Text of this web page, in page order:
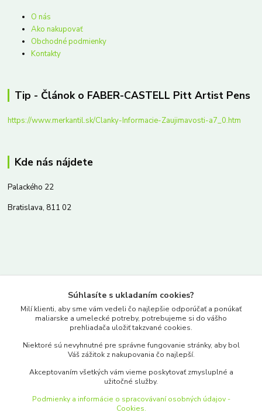
O nás
Ako nakupovať
Obchodné podmienky
Kontakty
Tip - Článok o FABER-CASTELL Pitt Artist Pens
https://www.merkantil.sk/Clanky-Informacie-Zaujimavosti-a7_0.htm
Kde nás nájdete
Palackého 22
Bratislava, 811 02
www.merkantil.sk
Pondelok-Piatok: 9.00-17.00hod.
objednavky@merkantil-obchod.sk
Súhlasíte s ukladaním cookies?
Milí klienti, aby sme vám vedeli čo najlepšie odporúčať a ponúkať
maliarske a umelecké potreby, potrebujeme si do vášho
prehliadača uložiť takzvané cookies.
Niektoré sú nevyhnutné pre správne fungovanie stránky, aby bol
Váš zážitok z nakupovania čo najlepší.
Akceptovaním všetkých vám vieme poskytovať zmysluplné a
užitočné služby.
Podmienky a informácie o spracovávaní osobných údajov -
Cookies.